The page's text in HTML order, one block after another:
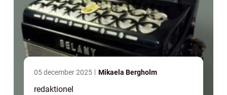
05 december 2025 Mikaela Bergholm
redaktionel